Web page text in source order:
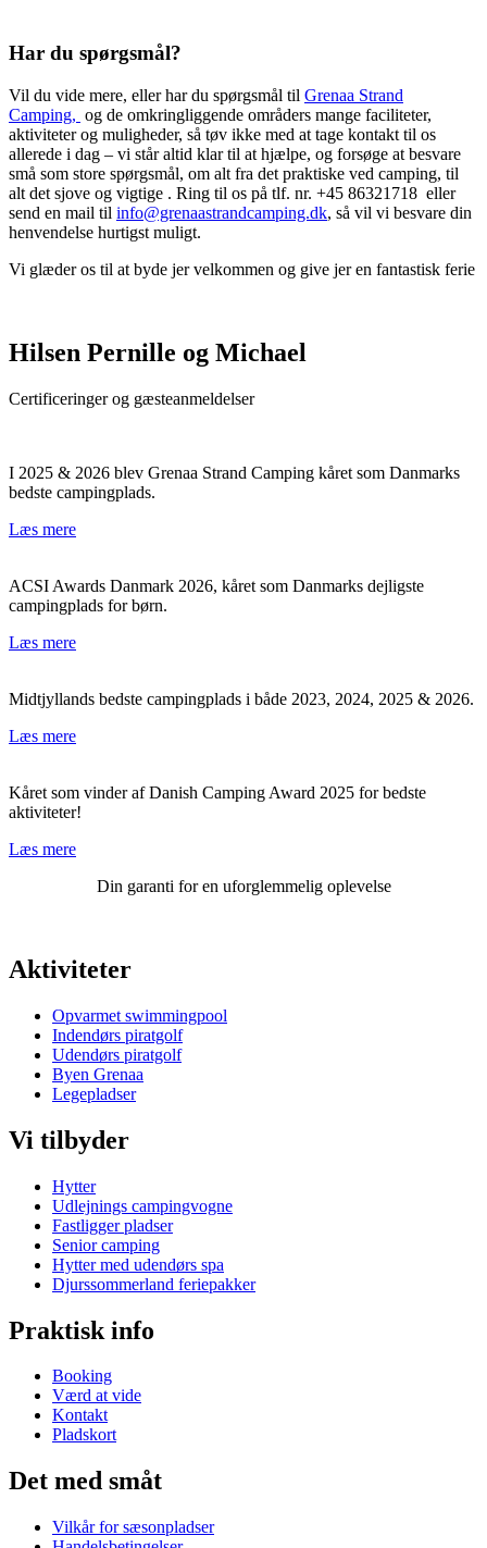
Har du spørgsmål?
Vil du vide mere, eller har du spørgsmål til Grenaa Strand
Camping, og de omkringliggende områders mange faciliteter,
aktiviteter og muligheder, så tøv ikke med at tage kontakt til os
allerede i dag – vi står altid klar til at hjælpe, og forsøge at besvare
små som store spørgsmål, om alt fra det praktiske ved camping, til
alt det sjove og vigtige . Ring til os på tlf. nr. +45 86321718 eller
send en mail til info@grenaastrandcamping.dk, så vil vi besvare din
henvendelse hurtigst muligt.
Vi glæder os til at byde jer velkommen og give jer en fantastisk ferie
Hilsen Pernille og Michael
Certificeringer og gæsteanmeldelser
I 2025 & 2026 blev Grenaa Strand Camping kåret som Danmarks
bedste campingplads.
Læs mere
ACSI Awards Danmark 2026, kåret som Danmarks dejligste
campingplads for børn.
Læs mere
Midtjyllands bedste campingplads i både 2023, 2024, 2025 & 2026.
Læs mere
Kåret som vinder af Danish Camping Award 2025 for bedste
aktiviteter!
Læs mere
Din garanti for en uforglemmelig oplevelse
Aktiviteter
Opvarmet swimmingpool
Indendørs piratgolf
Udendørs piratgolf
Byen Grenaa
Legepladser
Vi tilbyder
Hytter
Udlejnings campingvogne
Fastligger pladser
Senior camping
Hytter med udendørs spa
Djurssommerland feriepakker
Praktisk info
Booking
Værd at vide
Kontakt
Pladskort
Det med småt
Vilkår for sæsonpladser